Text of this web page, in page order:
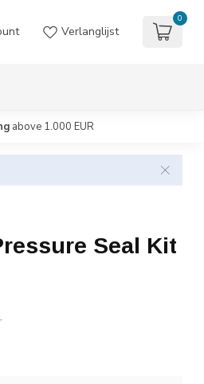
Verlanglijst
0
above 1.000 EUR
Seal Kit
.